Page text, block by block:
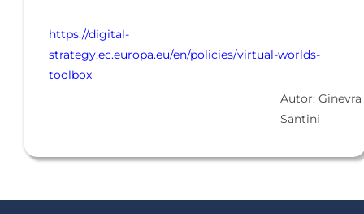
https://digital-
strategy.ec.europa.eu/en/policies/virtual-worlds-
toolbox
Autor: Ginevra
Santini